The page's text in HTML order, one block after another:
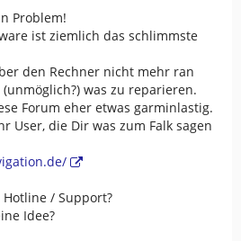
Problem!
ist ziemlich das schlimmste
den Rechner nicht mehr ran
was zu reparieren.
Forum eher etwas garminlastig.
User, die Dir was zum Falk sagen
/ Support?
Idee?